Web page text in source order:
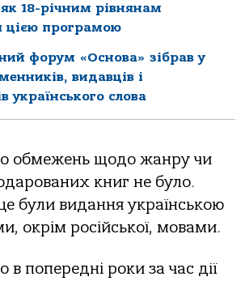
18-річним рівнянам
цією програмою
форум «Основа» зібрав у
видавців і
українського слова
обмежень щодо жанру чи
книг не було.
були видання українською
окрім російської, мовами.
попередні роки за час дії